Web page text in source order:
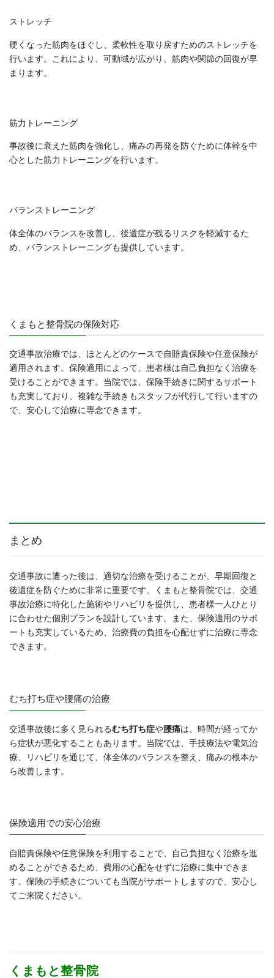
ストレッチ
硬くなった筋肉をほぐし、柔軟性を取り戻すためのストレッチを
行います。これにより、可動域が広がり、筋肉や関節の回復が早
まります。
筋力トレーニング
事故後に衰えた筋肉を強化し、痛みの再発を防ぐために体幹を中
心とした筋力トレーニングを行います。
バランストレーニング
体全体のバランスを改善し、後遺症が残るリスクを軽減するた
め、バランストレーニングも提供しています。
くまもと整骨院の保険対応
交通事故治療では、ほとんどのケースで自賠責保険や任意保険が
適用されます。保険適用によって、患者様は自己負担なく治療を
受けることができます。当院では、保険手続きに関するサポート
も充実しており、複雑な手続きもスタッフが代行して行いますの
で、安心して治療に専念できます。
まとめ
交通事故に遭った後は、適切な治療を受けることが、早期回復と
後遺症を防ぐために非常に重要です。くまもと整骨院では、交通
事故治療に特化した施術やリハビリを提供し、患者様一人ひとり
に合わせた個別プランを設計しています。また、保険適用のサポ
ートも充実しているため、治療費の負担を心配せずに治療に専念
できます。
むち打ち症や腰痛の治療
交通事故後に多く見られるむち打ち症や腰痛は、時間が経ってか
ら症状が悪化することもあります。当院では、手技療法や電気治
療、リハビリを通じて、体全体のバランスを整え、痛みの根本か
ら改善します。
保険適用での安心治療
自賠責保険や任意保険を利用することで、自己負担なく治療を進
めることができるため、費用の心配をせずに治療に集中できま
す。保険の手続きについても当院がサポートしますので、安心し
てご来院ください。
くまもと整骨院